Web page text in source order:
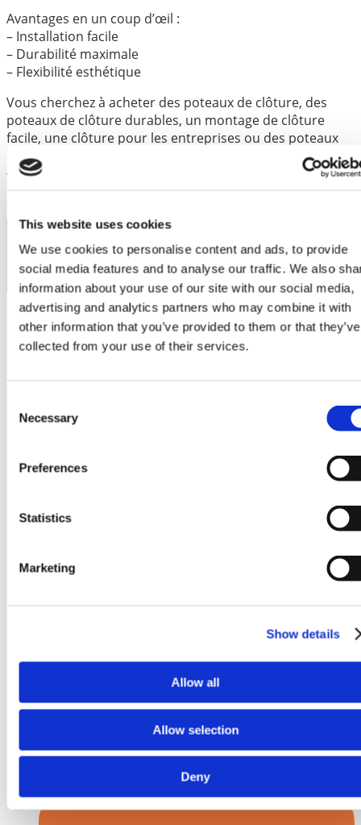
This website uses cookies
We use cookies to personalise content and ads, to provide
social media features and to analyse our traffic. We also
information about your use of our site with our social media,
advertising and analytics partners who may combine it with
other information that you’ve provided to them or that they’ve
collected from your use of their services.
Selection
Necessary
Preferences
Statistics
Marketing
Show details
Allow all
Allow selection
Deny
Avantages en un coup d’œil :
– Installation facile
– Durabilité maximale
– Flexibilité esthétique
Vous cherchez à acheter des poteaux de clôture, des
poteaux de clôture durables, un montage de clôture
facile, une clôture pour les entreprises ou des poteaux
de clôture pour le jardin ? Avec les produits Blue Molds® ,
vous trouverez la solution parfaite qui allie stabilité,
Code de l'article
IFPT2000
Poids
8 kg
Dimensions125 × 97 × 2070 mm
Outil rentable = production à grande échelle